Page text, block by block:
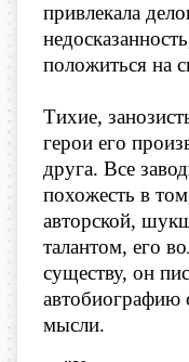
привлекала
положиться на
Тихие,
герои его
друга. Все
похожесть в
авторской,
талантом, его
существу, он
мысли.